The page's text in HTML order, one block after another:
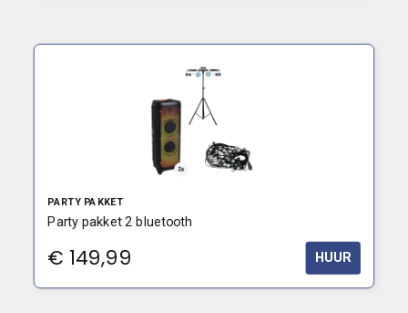
PARTY PAKKET
Party pakket 2 bluetooth
€ 149,99 HUUR